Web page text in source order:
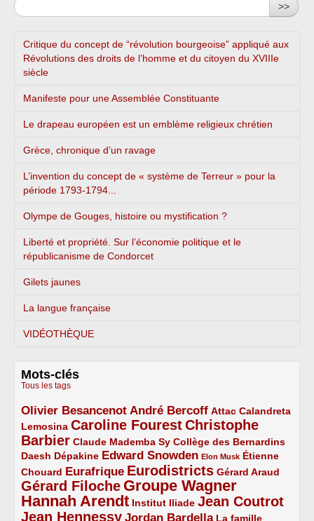
>>
Critique du concept de “révolution bourgeoise” appliqué aux
Révolutions des droits de l’homme et du citoyen du XVIIIe
siècle
Manifeste pour une Assemblée Constituante
Le drapeau européen est un emblème religieux chrétien
Grèce, chronique d’un ravage
L’invention du concept de « système de Terreur » pour la
période 1793-1794...
Olympe de Gouges, histoire ou mystification ?
Liberté et propriété. Sur l’économie politique et le
républicanisme de Condorcet
Gilets jaunes
La langue française
VIDÉOTHÈQUE
Mots-clés
Tous les tags
Olivier Besancenot
3/5 André Bercoff
3/5 Attac
2/5
Calandreta
Lemosina
2/5 Caroline Fourest
4/5
Christophe
Barbier
4/5 Claude Mademba Sy
2/5 Collège des Bernardins
2/5
Daesh
2/5 Dépakine
2/5 Edward Snowden
3/5 Elon Musk
1/5
Étienne
Chouard
2/5 Eurafrique
3/5 Eurodistricts
4/5 Gérard Araud
2/5
Gérard Filoche
4/5 Groupe Wagner
5/5
Hannah Arendt
5/5 Institut Iliade
2/5 Jean Coutrot
4/5
Jean Hennessy
4/5 Jordan Bardella
3/5 La famille